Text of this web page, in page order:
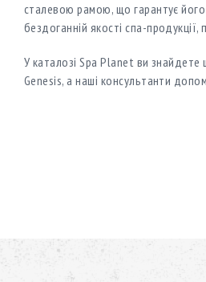
сталевою рамою, що гарантує
бездоганній якості спа-
У каталозі Spa Planet ви
Genesis, а наші консультанти